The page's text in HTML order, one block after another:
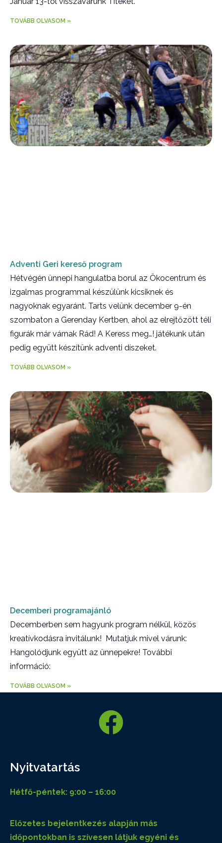
TOVÁBB OLVASOM »
Adventi Geri kereső program
Hétvégén ünnepi hangulatba borul az Ökocentrum és
izgalmas programmal készülünk kicsiknek és
nagyoknak egyaránt. Tarts velünk december 9-én
szombaton a Gerenday Kertben, ahol az elrejtőzött téli
figurák már várnak Rád! A Keress meg…! játékunk után
pedig együtt készítünk adventi díszeket.
TOVÁBB OLVASOM »
Decemberi programajánló
Decemberben sem hagyunk program nélkül, közös
kreatívkodásra invitálunk! Mutatjuk mivel várunk:
Hangolódjunk együtt az ünnepekre! További
információ:
TOVÁBB OLVASOM »
Nyitvatartás
Hétfő-péntek: 9:00 – 16:00
Előzetes bejelentkezés alapján más
időpontokban is szívesen látjuk egyéni és